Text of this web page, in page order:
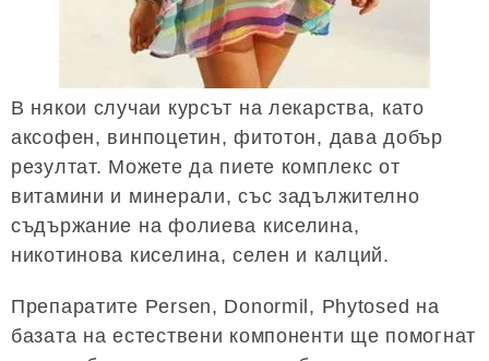
В някои случаи курсът на лекарства, като
аксофен, винпоцетин, фитотон, дава добър
резултат. Можете да пиете комплекс от
витамини и минерали, със задължително
съдържание на фолиева киселина,
никотинова киселина, селен и калций.
Препаратите Persen, Donormil, Phytosed на
базата на естествени компоненти ще помогнат